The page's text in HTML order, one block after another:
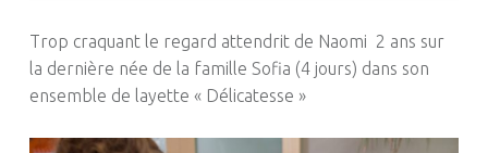
Trop craquant le regard attendrit de Naomi 2 ans sur
la dernière née de la famille Sofia (4 jours) dans son
ensemble de layette « Délicatesse »